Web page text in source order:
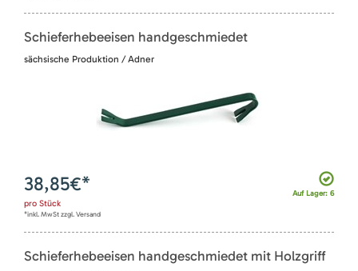
Schieferhebeeisen handgeschmiedet
sächsische Produktion / Adner
Auf Lager: 6
38,85€*
pro Stück
*inkl. MwSt zzgl. Versand
Schieferhebeeisen handgeschmiedet mit Holzgriff